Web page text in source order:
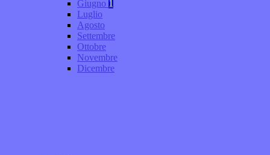
Giugno 1
Luglio
Agosto
Settembre
Ottobre
Novembre
Dicembre